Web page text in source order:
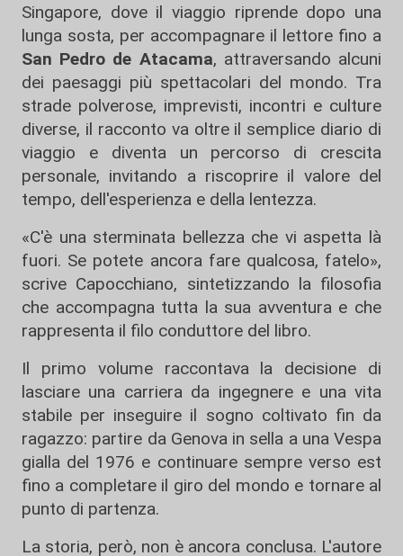
Singapore, dove il viaggio riprende dopo una
lunga sosta, per accompagnare il lettore fino a
San Pedro de Atacama, attraversando alcuni
dei paesaggi più spettacolari del mondo. Tra
strade polverose, imprevisti, incontri e culture
diverse, il racconto va oltre il semplice diario di
viaggio e diventa un percorso di crescita
personale, invitando a riscoprire il valore del
tempo, dell'esperienza e della lentezza.
«C'è una sterminata bellezza che vi aspetta là
fuori. Se potete ancora fare qualcosa, fatelo»,
scrive Capocchiano, sintetizzando la filosofia
che accompagna tutta la sua avventura e che
rappresenta il filo conduttore del libro.
Il primo volume raccontava la decisione di
lasciare una carriera da ingegnere e una vita
stabile per inseguire il sogno coltivato fin da
ragazzo: partire da Genova in sella a una Vespa
gialla del 1976 e continuare sempre verso est
fino a completare il giro del mondo e tornare al
punto di partenza.
La storia, però, non è ancora conclusa. L'autore